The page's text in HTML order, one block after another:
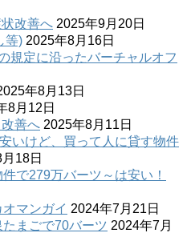
改善へ 2025年9月20日
等) 2025年8月16日
規定に沿ったバーチャルオフ
年8月13日
8月12日
善へ 2025年8月11日
いけど、買って人に貸す物件
18日
で279万バーツ～は安い！
マンガイ 2024年7月21日
まごで70バーツ 2024年7月